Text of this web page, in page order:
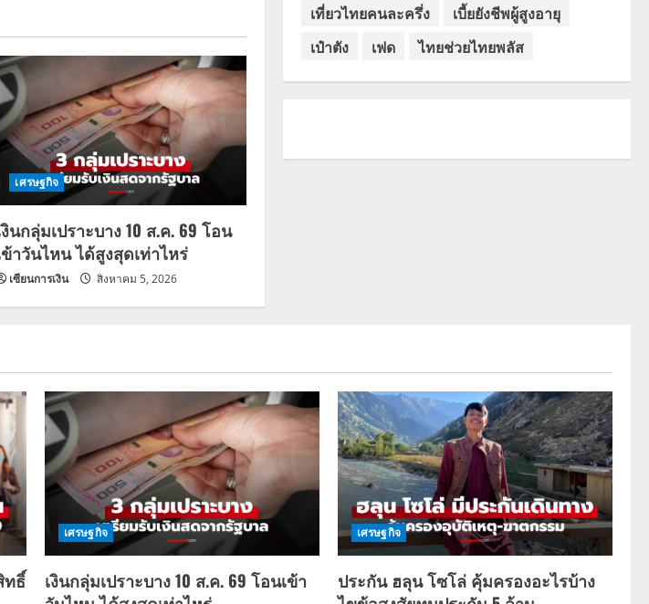
เศรษฐกิจ
งินกลุ่มเปราะบาง 10 ส.ค. 69 โอน
ข้าวันไหน ได้สูงสุดเท่าไหร่
เซียนการเงิน สิงหาคม 5, 2026
เที่ยวไทยคนละครึ่ง
เบี้ยยังชีพผู้สูงอายุ
เป๋าตัง
เฟด ไทยช่วยไทยพลัส
ทธิ์
เศรษฐกิจ
เงินกลุ่มเปราะบาง 10 ส.ค. 69 โอนเข้า
เศรษฐกิจ
ประกัน ฮลุน โซโล่ คุ้มครองอะไรบ้าง